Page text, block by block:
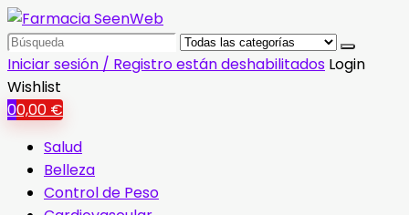
Search
for:
Iniciar sesión / Registro están deshabilitados Login
Wishlist
00,00 €
Salud
Belleza
Control de Peso